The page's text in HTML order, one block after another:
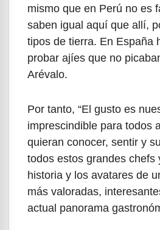
mismo que en Perú no es
saben igual aquí que allí,
tipos de tierra. En España
probar ajíes que no
Arévalo.
Por tanto, “El gusto es
imprescindible para todos
quieran conocer, sentir y
todos estos grandes chefs
historia y los avatares de
más valoradas,
actual panorama